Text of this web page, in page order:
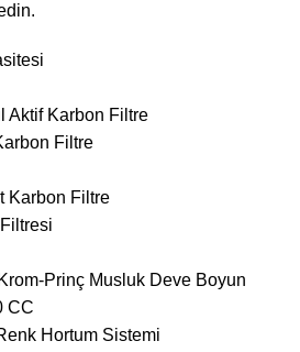
Aktif Karbon Filtre
Filtre
Karbon Filtre
Prinç Musluk Deve Boyun
CC
Hortum Sistemi